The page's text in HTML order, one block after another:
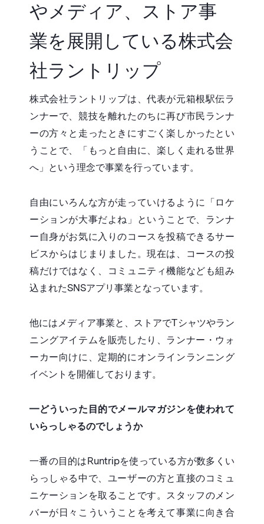
やメディア、ストア事
業を展開している株式会
社ラントリップ
株式会社ラントリップは、代表が元箱根駅伝ラ
ンナーで、競技を離れたのちに再び市民ランナ
ーの方々と走ったときにすごく楽しかったとい
うことで、「もっと自由に、楽しく走れる世界
へ」という理念で事業を行っています。
自由にいろんな方が走っていけるように「ロケ
ーションが大事だよね」ということで、ランナ
ー自身がお気に入りのコースを投稿できるサー
ビスからはじまりました。現在は、コースの投
稿だけではなく、コミュニティ機能なども組み
込まれたSNSアプリ事業となっています。
他にはメディア事業と、ストアでTシャツやラン
ニングアイテムを販売したり、ランナー・ウォ
ーカー向けに、定期的にオンラインランニング
イベントを開催しております。
━どういった目的でメールマガジンを使われて
いらっしゃるのでしょうか
一番の目的はRuntripを使っている方が数多くい
らっしゃる中で、ユーザーの方と直接のコミュ
ニケーションを取ることです。スタッフのメン
バーが日々こういうことを考えて事業に向き合